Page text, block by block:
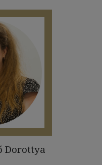
Dorottya